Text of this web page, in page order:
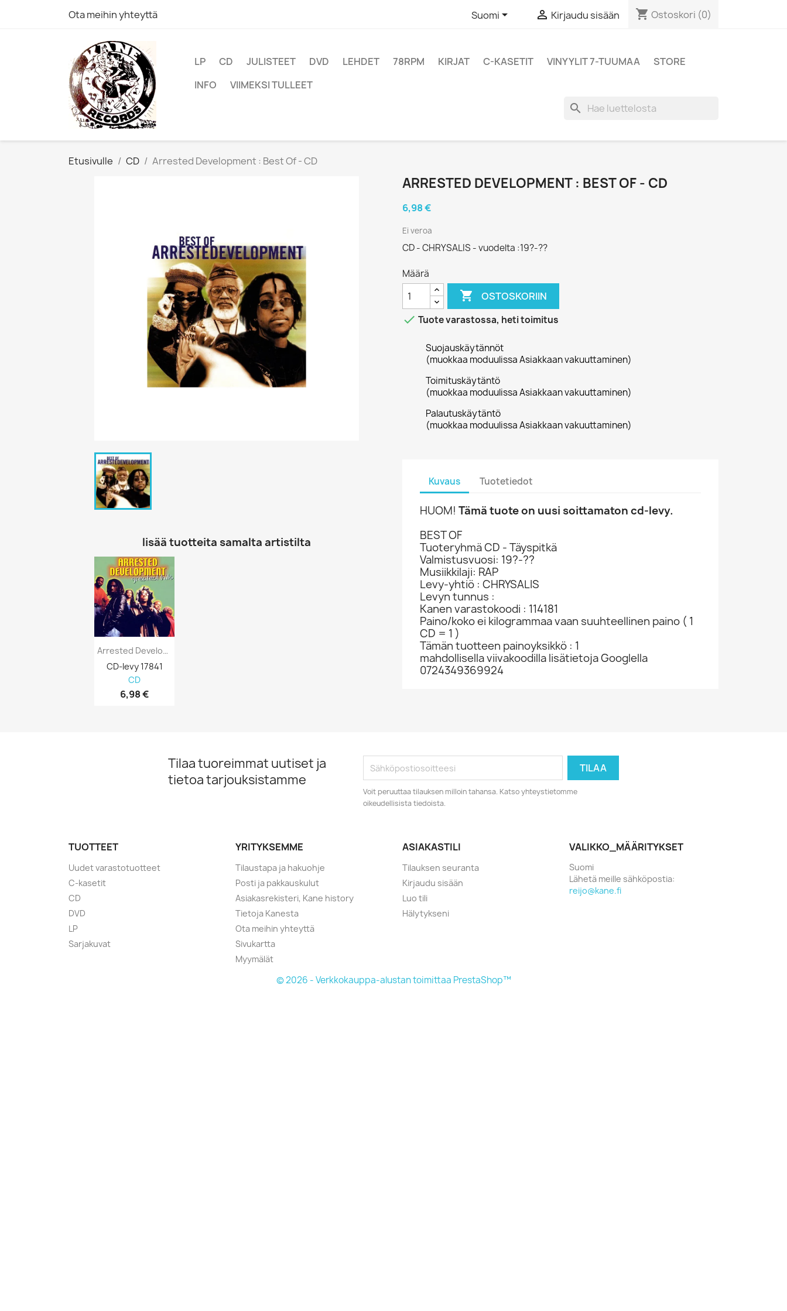
Ota meihin yhteyttä Suomi  Kirjaudu sisään shopping_cart Ostoskori (0)
LP CD JULISTEET DVD LEHDET 78RPM KIRJAT C-KASETIT VINYYLIT 7-TUUMAA
STORE
INFO
VIIMEKSI TULLEET
search
Etusivulle CD Arrested Development : Best Of - CD
lisää tuotteita samalta artistilta
Arrested Development : Greatest Hits - CD
CD-levy 17841
CD
6,98 €
ARRESTED DEVELOPMENT : BEST OF - CD
6,98 €
Ei veroa
CD - CHRYSALIS - vuodelta :19?-??
Määrä
 OSTOSKORIIN
 Tuote varastossa, heti toimitus
Suojauskäytännöt
(muokkaa moduulissa Asiakkaan vakuuttaminen)
Toimituskäytäntö
(muokkaa moduulissa Asiakkaan vakuuttaminen)
Palautuskäytäntö
(muokkaa moduulissa Asiakkaan vakuuttaminen)
Kuvaus Tuotetiedot
HUOM! Tämä tuote on uusi soittamaton cd-levy.
BEST OF
Tuoteryhmä CD - Täyspitkä
Valmistusvuosi: 19?-??
Musiikkilaji: RAP
Levy-yhtiö : CHRYSALIS
Levyn tunnus :
Kanen varastokoodi : 114181
Paino/koko ei kilogrammaa vaan suuhteellinen paino ( 1
CD = 1 )
Tämän tuotteen painoyksikkö : 1
mahdollisella viivakoodilla lisätietoja Googlella
0724349369924
Tilaa tuoreimmat uutiset ja
tietoa tarjouksistamme
Voit peruuttaa tilauksen milloin tahansa. Katso yhteystietomme
oikeudellisista tiedoista.
TUOTTEET
Uudet varastotuotteet
C-kasetit
CD
DVD
LP
Sarjakuvat
YRITYKSEMME
Tilaustapa ja hakuohje
Posti ja pakkauskulut
Asiakasrekisteri, Kane history
Tietoja Kanesta
Ota meihin yhteyttä
Sivukartta
Myymälät
ASIAKASTILI
Tilauksen seuranta
Kirjaudu sisään
Luo tili
Hälytykseni
VALIKKO_MÄÄRITYKSET
Suomi
Lähetä meille sähköpostia:
reijo@kane.fi
© 2026 - Verkkokauppa-alustan toimittaa PrestaShop™